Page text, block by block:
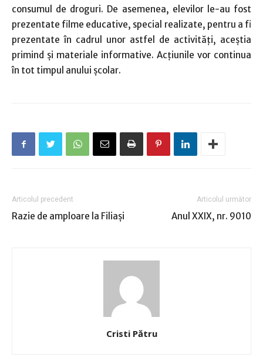
consumul de droguri. De asemenea, elevilor le-au fost
prezentate filme educative, special realizate, pentru a fi
prezentate în cadrul unor astfel de activităţi, aceştia
primind şi materiale informative. Acţiunile vor continua
în tot timpul anului şcolar.
Articolul precedent
Razie de amploare la Filiaşi
Articolul următor
Anul XXIX, nr. 9010
Cristi Pătru